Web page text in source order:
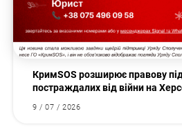
КримSOS розширює правову
постраждалих від війни на
9 / 07 / 2026